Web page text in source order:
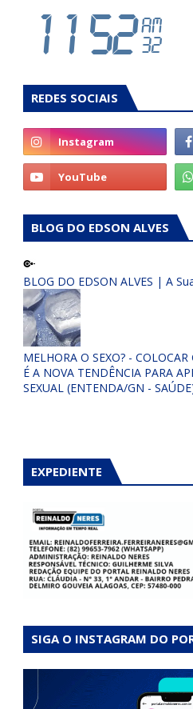
REDES SOCIAIS
BLOG DO EDSON ALVES
BLOG DO EDSON ALVES | A
MELHORA O SEXO? -
É A NOVA TENDÊNCIA PARA
SEXUAL (ENTENDA/GN -
EXPEDIENTE
SIGA O INSTAGRAM DO